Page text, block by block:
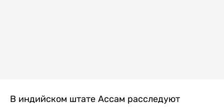
В индийском штате Ассам расследуют